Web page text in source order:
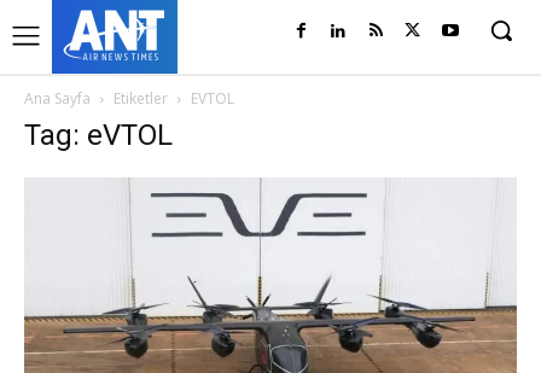
Ana Sayfa Etiketler EVTOL
Tag: eVTOL